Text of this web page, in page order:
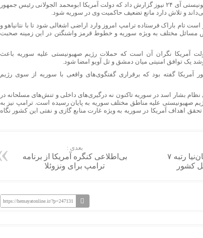
به گزارش خبرگزاری مهر، سایت صهیونیستی آی ۲۴ نیوز گزارش داد که دولت آمریکا ابومحمد الجولانی رئیس جمهور
و تلاش دارد مانع تضعیف حاکمیت وی در سوریه شود.
تام باراک فرستاده ترامپ امروز وارد اراضی اشغالی شود تا با نتانیاهو و
مختلف به ویژه سوریه و خطوط قرمز واشنگتن در این زمینه صحبت
آمریکا نگران آن است که حملات رژیم صهیونیستی علیه سوریه باعث
یک توافق امنیتی میان دمشق و تل آویو امضا شود.
آمریکا گفته بود که برقراری گفتگوی‌های واقعی با سوریه از سوی رژیم
نظام بشار اسد در سوریه تاکنون نه درگیری‌های داخلی و تنش‌های مسلحانه در
صهیونیستی علیه مناطق مختلف سوریه به پایان رسیده است. ترامپ نیز به
تحقق اهداف آمریکا در سوریه به ویژه غارت منابع گازی و نفتی این کشور نگاه
بعدی :
بی‌اطلاعی کنگره آمریکا از برنامه
ترامپ برای ونزوئلا
مصاحبه با امیرمحمد قربان‌نیا رتبه ۷
https://hemayatonline.ir/?p=247131